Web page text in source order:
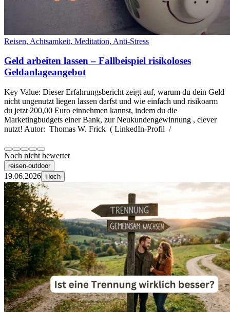
Reisen, Achtsamkeit, Meditation, Anti-Stress
Geld arbeiten lassen – Fallbeispiel risikoloses
Geldanlageangebot
Key Value: Dieser Erfahrungsbericht zeigt auf, warum du dein Geld
nicht ungenutzt liegen lassen darfst und wie einfach und risikoarm
du jetzt 200,00 Euro einnehmen kannst, indem du die
Marketingbudgets einer Bank, zur Neukundengewinnung , clever
nutzt! Autor: Thomas W. Frick ( LinkedIn-Profil /
Noch nicht bewertet
reisen-outdoor
19.06.2026 Hoch